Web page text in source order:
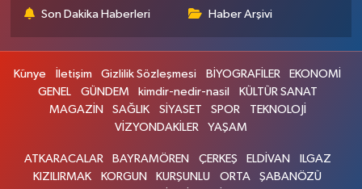
Son Dakika Haberleri Haber Arşivi
Künye İletişim Gizlilik Sözleşmesi BİYOGRAFİLER
EKONOMİ
GENEL
GÜNDEM kimdir-nedir-nasil
KÜLTÜR SANAT
MAGAZİN
SAĞLIK SİYASET SPOR
TEKNOLOJİ
VİZYONDAKİLER
YAŞAM
ATKARACALAR BAYRAMÖREN ÇERKEŞ ELDİVAN
ILGAZ
KIZILIRMAK
KORGUN KURŞUNLU ORTA
ŞABANÖZÜ